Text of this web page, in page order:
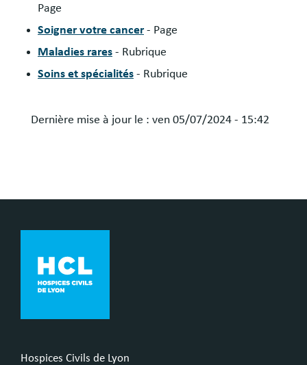
Page
Soigner votre cancer - Page
Maladies rares - Rubrique
Soins et spécialités - Rubrique
Dernière mise à jour le : ven 05/07/2024 - 15:42
Hospices Civils de Lyon